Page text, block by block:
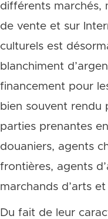
différents marchés,
de vente et sur
culturels est
blanchiment
financement pour
bien souvent rendu
parties prenantes
douaniers, agents
frontières, agents
marchands d’arts
Du fait de leur